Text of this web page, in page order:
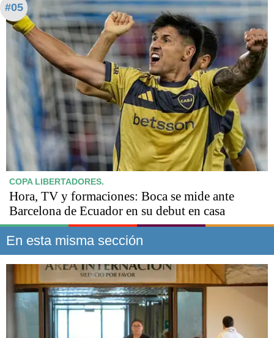
#05
COPA LIBERTADORES.
Hora, TV y formaciones: Boca se mide ante
Barcelona de Ecuador en su debut en casa
En esta misma sección